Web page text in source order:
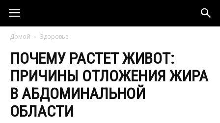
Домой Здоровье
ПОЧЕМУ РАСТЕТ ЖИВОТ:
ПРИЧИНЫ ОТЛОЖЕНИЯ ЖИРА
В АБДОМИНАЛЬНОЙ
ОБЛАСТИ